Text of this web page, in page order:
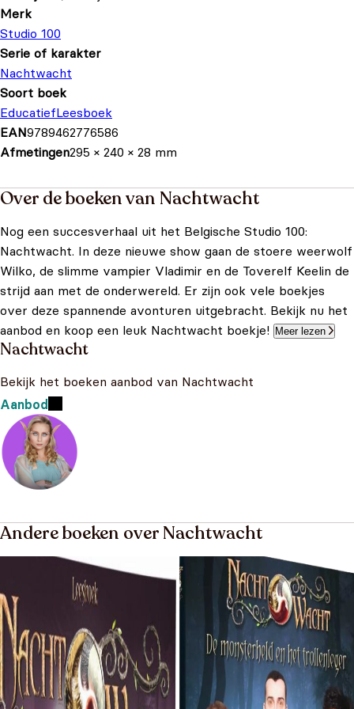
Merk
Studio 100
Serie of karakter
Nachtwacht
Soort boek
EducatiefLeesboek
EAN9789462776586
Afmetingen295 × 240 × 28 mm
Over de boeken van Nachtwacht
Nog een succesverhaal uit het Belgische Studio 100:
Nachtwacht. In deze nieuwe show gaan de stoere weerwolf
Wilko, de slimme vampier Vladimir en de Toverelf Keelin de
strijd aan met de onderwereld. Er zijn ook vele boekjes
over deze spannende avonturen uitgebracht. Bekijk nu het
aanbod en koop een leuk Nachtwacht boekje!
Meer lezen
Nachtwacht
Bekijk het boeken aanbod van Nachtwacht
Aanbod
Andere boeken over Nachtwacht